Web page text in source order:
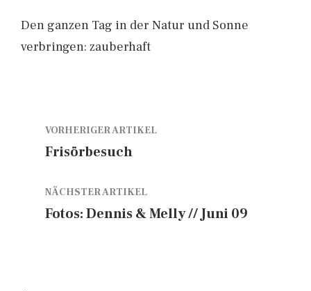
Den ganzen Tag in der Natur und Sonne
verbringen: zauberhaft
VORHERIGER ARTIKEL
Frisörbesuch
NÄCHSTER ARTIKEL
Fotos: Dennis & Melly // Juni 09